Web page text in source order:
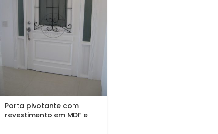
Porta pivotante com
revestimento em MDF e